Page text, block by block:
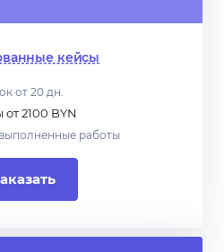
кейсы
от 20 дн.
2100 BYN
работы